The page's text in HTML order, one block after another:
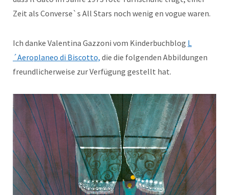
Zeit als Converse`s All Stars noch wenig en vogue waren.
Ich danke Valentina Gazzoni vom Kinderbuchblog L
´Aeroplaneo di Biscotto, die die folgenden Abbildungen
freundlicherweise zur Verfügung gestellt hat.